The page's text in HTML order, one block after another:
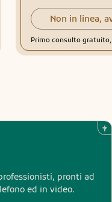
Non in linea,
Primo consulto
pronti ad
ed in video.